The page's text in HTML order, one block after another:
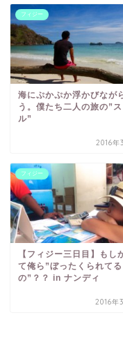
フィジー
海にぷかぷか浮かびなが
う。僕たち二人の旅の”
ル”
2016年
フィジー
【フィジー三日目】もし
て俺ら”ぼったくられてる
の”？？ in ナンディ
2016年